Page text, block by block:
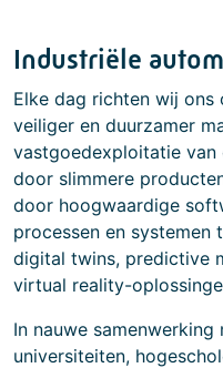
Industriële
Elke dag richten wij ons
veiliger en duurzamer
vastgoedexploitatie van
door slimmere
door hoogwaardige
processen en systemen
digital twins, predictive
virtual reality-
In nauwe
universiteiten,